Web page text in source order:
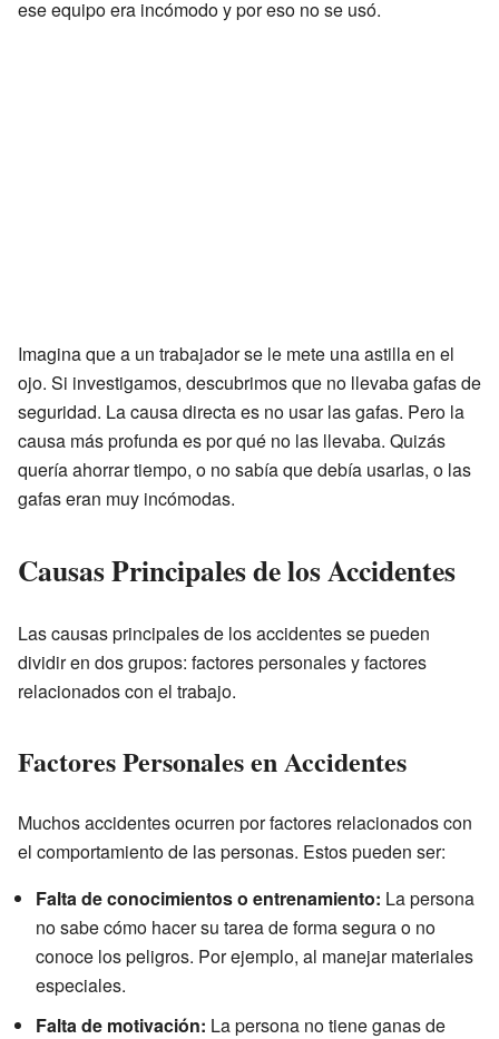
ese equipo era incómodo y por eso no se usó.
Imagina que a un trabajador se le mete una astilla en el
ojo. Si investigamos, descubrimos que no llevaba gafas de
seguridad. La causa directa es no usar las gafas. Pero la
causa más profunda es por qué no las llevaba. Quizás
quería ahorrar tiempo, o no sabía que debía usarlas, o las
gafas eran muy incómodas.
Causas Principales de los Accidentes
Las causas principales de los accidentes se pueden
dividir en dos grupos: factores personales y factores
relacionados con el trabajo.
Factores Personales en Accidentes
Muchos accidentes ocurren por factores relacionados con
el comportamiento de las personas. Estos pueden ser:
Falta de conocimientos o entrenamiento: La persona
no sabe cómo hacer su tarea de forma segura o no
conoce los peligros. Por ejemplo, al manejar materiales
especiales.
Falta de motivación: La persona no tiene ganas de